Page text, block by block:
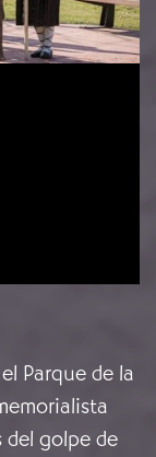
Parque de la
del golpe de